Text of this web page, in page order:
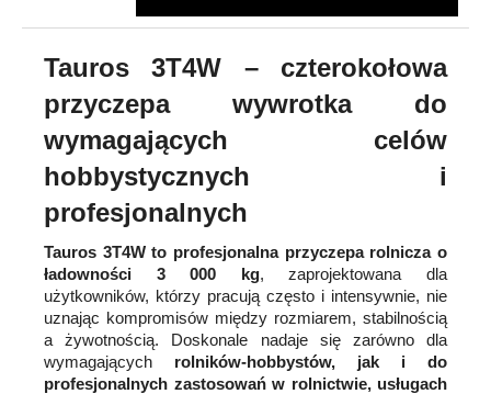
Tauros 3T4W – czterokołowa
przyczepa wywrotka do
wymagających celów
hobbystycznych i
profesjonalnych
Tauros 3T4W to profesjonalna przyczepa rolnicza o
ładowności 3 000 kg, zaprojektowana dla
użytkowników, którzy pracują często i intensywnie, nie
uznając kompromisów między rozmiarem, stabilnością
a żywotnością. Doskonale nadaje się zarówno dla
wymagających rolników-hobbystów, jak i do
profesjonalnych zastosowań w rolnictwie, usługach